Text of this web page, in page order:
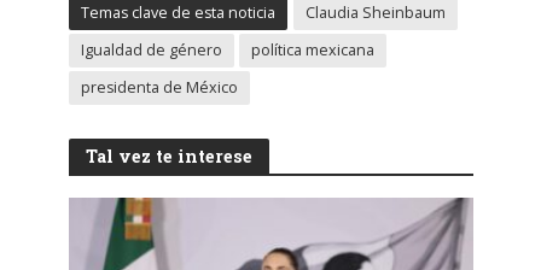
Temas clave de esta noticia
Claudia Sheinbaum
Igualdad de género
política mexicana
presidenta de México
Tal vez te interese